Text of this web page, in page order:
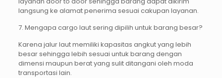
langsung ke alamat penerima sesuai cakupan layanan.
7. Mengapa cargo laut sering dipilih untuk barang besar?
Karena jalur laut memiliki kapasitas angkut yang lebih
besar sehingga lebih sesuai untuk barang dengan
dimensi maupun berat yang sulit ditangani oleh moda
transportasi lain.